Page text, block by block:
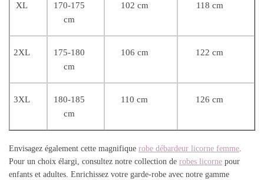
XL
170-175
cm
102 cm 118 cm
2XL
175-180
cm
106 cm 122 cm
3XL
180-185
cm
110 cm 126 cm
Envisagez également cette magnifique robe débardeur licorne femme
Pour un choix élargi, consultez notre collection de robes licorne pour
enfants et adultes. Enrichissez votre garde-robe avec notre gamme